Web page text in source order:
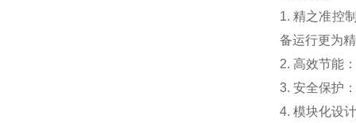
1. 精之准控
备运行更为
2. 高效节能
3. 安全保护
4. 模块化设